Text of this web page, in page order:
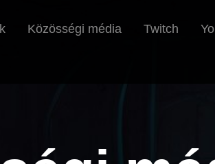
Közösségi média Twitch